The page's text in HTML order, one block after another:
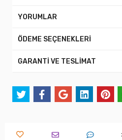
YORUMLAR
ÖDEME SEÇENEKLERİ
GARANTİ VE TESLİMAT